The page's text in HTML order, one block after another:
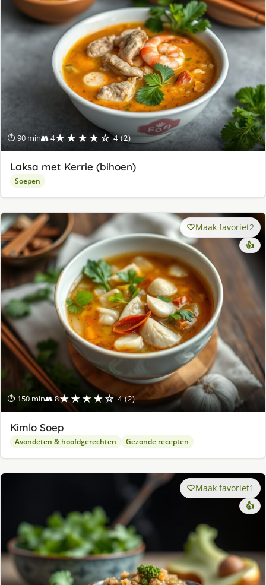
⏱ 90 min👥 4★★★★☆ 4 (2)
Laksa met Kerrie (bihoen)
Soepen
⏱ 150 min👥 8★★★★☆ 4 (2)
Maak favoriet2
👍
Kimlo Soep
Avondeten & hoofdgerechten Gezonde recepten
Maak favoriet1
👍